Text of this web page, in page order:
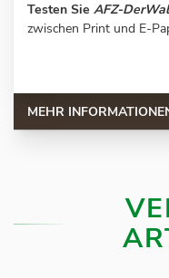
Testen Sie AFZ-
zwischen Print und E-
MEHR